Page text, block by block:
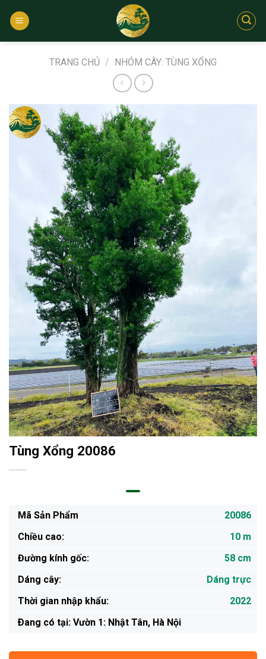
qua
TRANG CHỦ / NHÓM CÂY: TÙNG XỔNG
Tùng Xổng 20086
Mã Sản Phẩm
20086
Chiều cao:
10 m
Đường kính gốc:
58 cm
Dáng cây:
Dáng trực
Thời gian nhập khẩu:
2022
Ðang có tại: Vườn 1: Nhật Tân, Hà Nội